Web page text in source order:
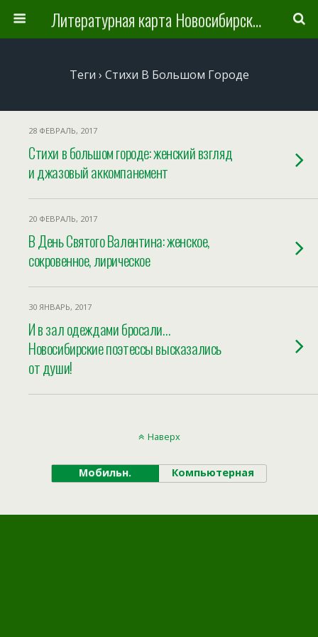
Литературная карта Новосибирска и Новосибирской области
Теги › Стихи В Большом Городе
28 ФЕВРАЛЬ, 2017
Стихи в большом городе: женский взгляд
и джазовый аккомпанемент
20 ФЕВРАЛЬ, 2017
В День Святого Валентина: женское,
сокровенное, лирическое
30 ЯНВАРЬ, 2017
И в зал одеждами бросали…
Новосибирские поэтессы высказались
от души!
Наверх
Мобильн. Компьютерная